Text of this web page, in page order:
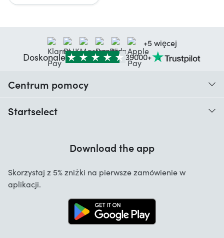
+5 więcej
Doskonale 39000+
Centrum pomocy
Kontakt
Startselect
Startselect App
Oferty pracy
Download the app
Skorzystaj z 5% zniżki na pierwsze zamówienie w
aplikacji.